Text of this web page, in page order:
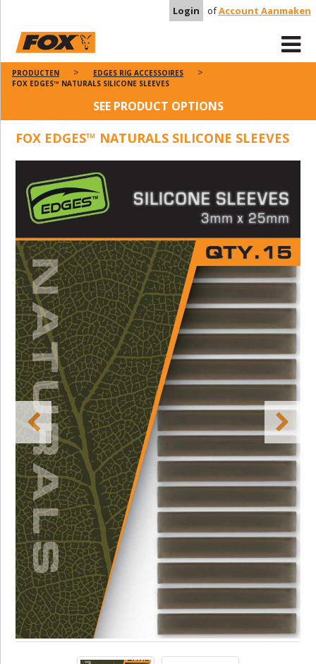
Login ofAccount Aanmaken
PRODUCTEN
EDGES RIG ACCESSOIRES
FOX EDGES™ NATURALS SILICONE SLEEVES
SEE PRODUCT OPTIONS
FOX EDGES™ NATURALS SILICONE SLEEVES